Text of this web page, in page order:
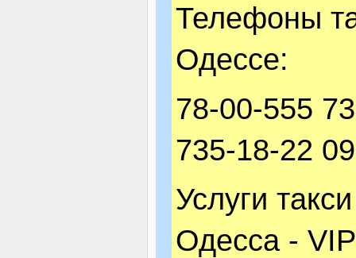
Телефоны
Одессе:
78-00-555
735-18-22
Услуги
Одесса -